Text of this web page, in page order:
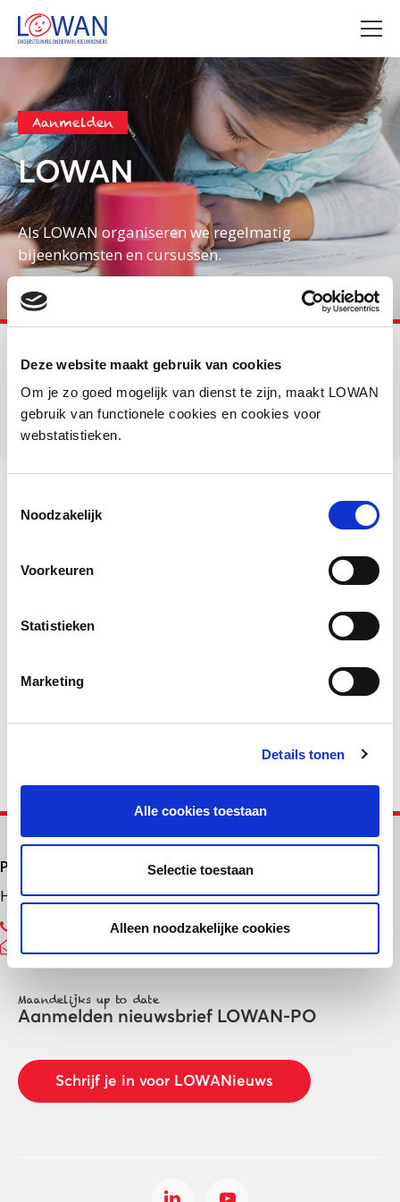
Deze website maakt gebruik van cookies
Om je zo goed mogelijk van dienst te zijn, maakt LOWAN
gebruik van functionele cookies en cookies voor
webstatistieken.
Noodzakelijk
Voorkeuren
Statistieken
Marketing
Details tonen
Alle cookies toestaan
Selectie toestaan
Alleen noodzakelijke cookies
Aanmelden
LOWAN
Als LOWAN organiseren we regelmatig
bijeenkomsten en cursussen.
De vragenlijst beroepsstandaard
Vragenlijst
beroepsstandaard
Primair onderwijs
Helpdesk LOWAN-PO
030 232 48 48
Maandelijks up to date
Aanmelden nieuwsbrief LOWAN-PO
Schrijf je in voor LOWANieuws